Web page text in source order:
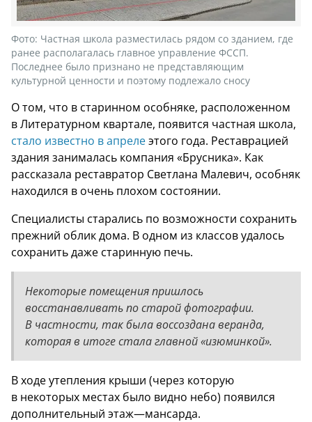
Фото: Частная школа разместилась рядом со зданием, где
ранее располагалась главное управление ФССП.
Последнее было признано не представляющим
культурной ценности и поэтому подлежало сносу
О том, что в старинном особняке, расположенном
в Литературном квартале, появится частная школа,
стало известно в апрелеэтого года. Реставрацией
здания занималась компания «Брусника». Как
рассказала реставратор Светлана Малевич, особняк
находился в очень плохом состоянии.
Специалисты старались по возможности сохранить
прежний облик дома. В одном из классов удалось
сохранить даже старинную печь.
Некоторые помещения пришлось
восстанавливать по старой фотографии.
В частности, так была воссоздана веранда,
которая в итоге стала главной «изюминкой».
В ходе утепления крыши (через которую
в некоторых местах было видно небо) появился
дополнительный этаж—мансарда.